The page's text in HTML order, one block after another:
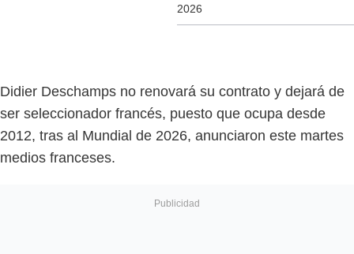
2026
Didier Deschamps no renovará su contrato y dejará de
ser seleccionador francés, puesto que ocupa desde
2012, tras al Mundial de 2026, anunciaron este martes
medios franceses.